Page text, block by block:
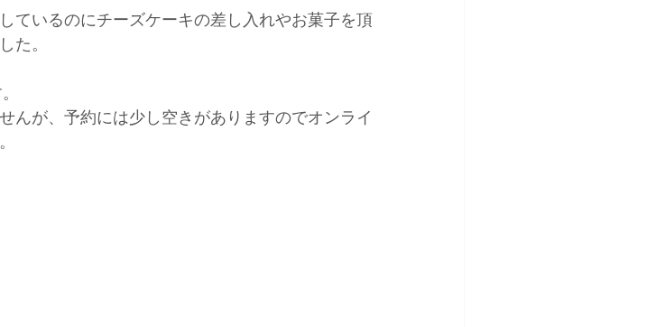
ているのにチーズケーキの差し入れやお菓子を頂
た。
んが、予約には少し空きがありますのでオンライ